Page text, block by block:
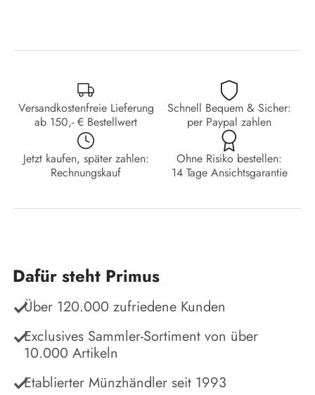
Versandkostenfreie Lieferung
ab 150,- € Bestellwert
Schnell Bequem & Sicher:
per Paypal zahlen
Jetzt kaufen, später zahlen:
Rechnungskauf
Ohne Risiko bestellen:
14 Tage Ansichtsgarantie
Dafür steht Primus
Über 120.000 zufriedene Kunden
Exclusives Sammler-Sortiment von über
10.000 Artikeln
Etablierter Münzhändler seit 1993